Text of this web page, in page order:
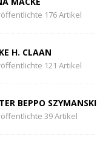
176 Artikel
H. CLAAN
121 Artikel
BEPPO SZYMANSKI
39 Artikel